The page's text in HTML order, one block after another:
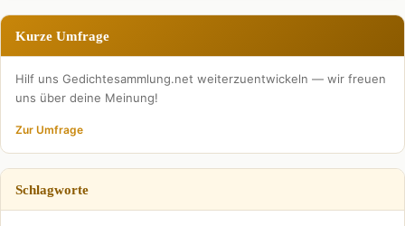
Kurze Umfrage
Hilf uns Gedichtesammlung.net weiterzuentwickeln — wir freuen
uns über deine Meinung!
Zur Umfrage
Schlagworte